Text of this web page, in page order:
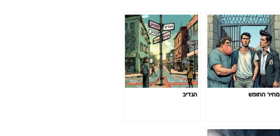
מחיר החופש הנדיב